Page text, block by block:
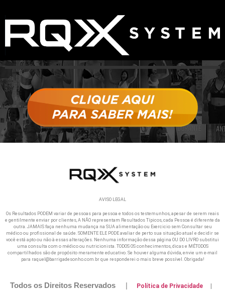
AVISO LEGAL
Os Resultados PODEM variar de pessoas para pessoa e todos os testemunhos, apesar de serem reais
e gentilmente enviar por clientes, A NÃO representam Resultados Típicos, cada Pessoa é diferente da
outra. JAMAIS faça nenhuma mudança na SUA alimentação ou Exercicio sem Consultar seu
médico ou profissional de saúde. SOMENTE ELE PODE avaliar de perto sua situação atual e decidir se
você está apto ou não à essas alterações. Nenhuma informação dessa página OU DO LIVRO substitui
uma consulta com o médico ou nutricionista. TODOS OS conhecimentos, dicas e MÉTODOS
compartilhados são de propósito meramente educativo. Se houver alguma dúvida, envie um e-mail
para raquel@barrigadesonho.com.br que responderei o mais breve possível. Obrigada!
Todos os Direitos Reservados | Política de Privacidade
|